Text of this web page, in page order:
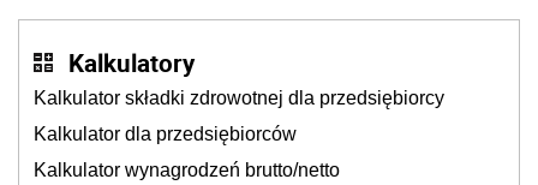
Kalkulatory
Kalkulator składki zdrowotnej dla przedsiębiorcy
Kalkulator dla przedsiębiorców
Kalkulator wynagrodzeń brutto/netto